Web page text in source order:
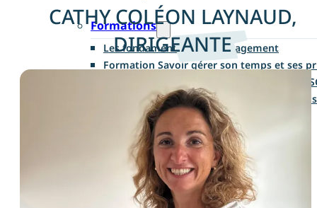
Formations
Les fondamentaux du management
Formation Savoir gérer son temps et ses
Formation Mieux communiquer avec le
Formation Redéfinir sa stratégie
Actualités
Contactez-nous
CATHY COLÉON LAYNAUD,
DIRIGEANTE